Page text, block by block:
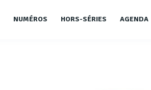
NUMÉROS HORS-SÉRIES AGENDA